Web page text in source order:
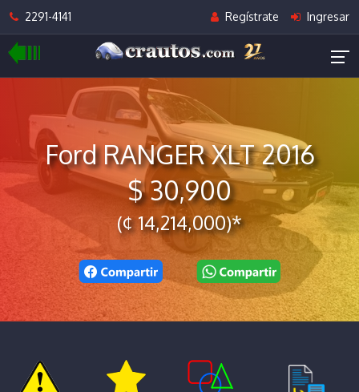
2291-4141 Regístrate Ingresar
Ford RANGER XLT 2016
$ 30,900
(¢ 14,214,000)*